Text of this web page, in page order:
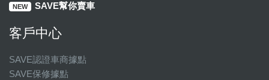
NEW SAVE幫你賣車
客戶中心
SAVE認證車商據點
SAVE保修據點